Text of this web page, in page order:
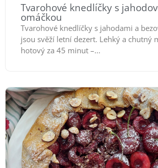
Tvarohové knedlíčky s
omáčkou
Tvarohové knedlíčky s jahodami a
jsou svěží letní dezert. Lehký a chutný
hotový za 45 minut –...